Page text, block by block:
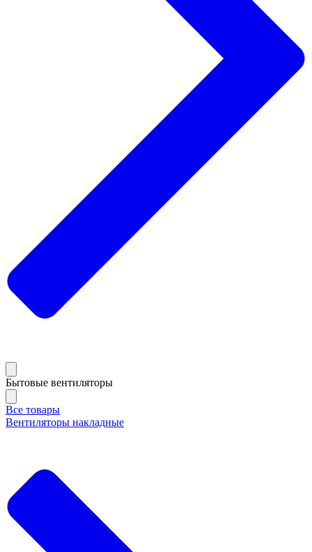
Бытовые вентиляторы
Все товары
Вентиляторы накладные